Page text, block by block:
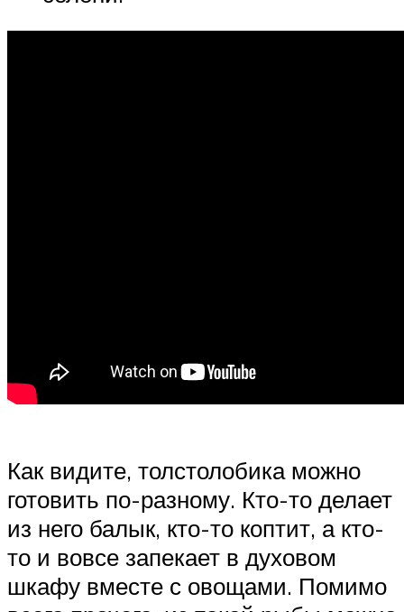
Как видите, толстолобика можно
готовить по-разному. Кто-то делает
из него балык, кто-то коптит, а кто-
то и вовсе запекает в духовом
шкафу вместе с овощами. Помимо